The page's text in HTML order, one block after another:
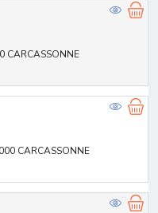
CARCASSONNE